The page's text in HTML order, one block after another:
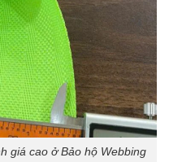
giá cao ở Bảo hộ Webbing